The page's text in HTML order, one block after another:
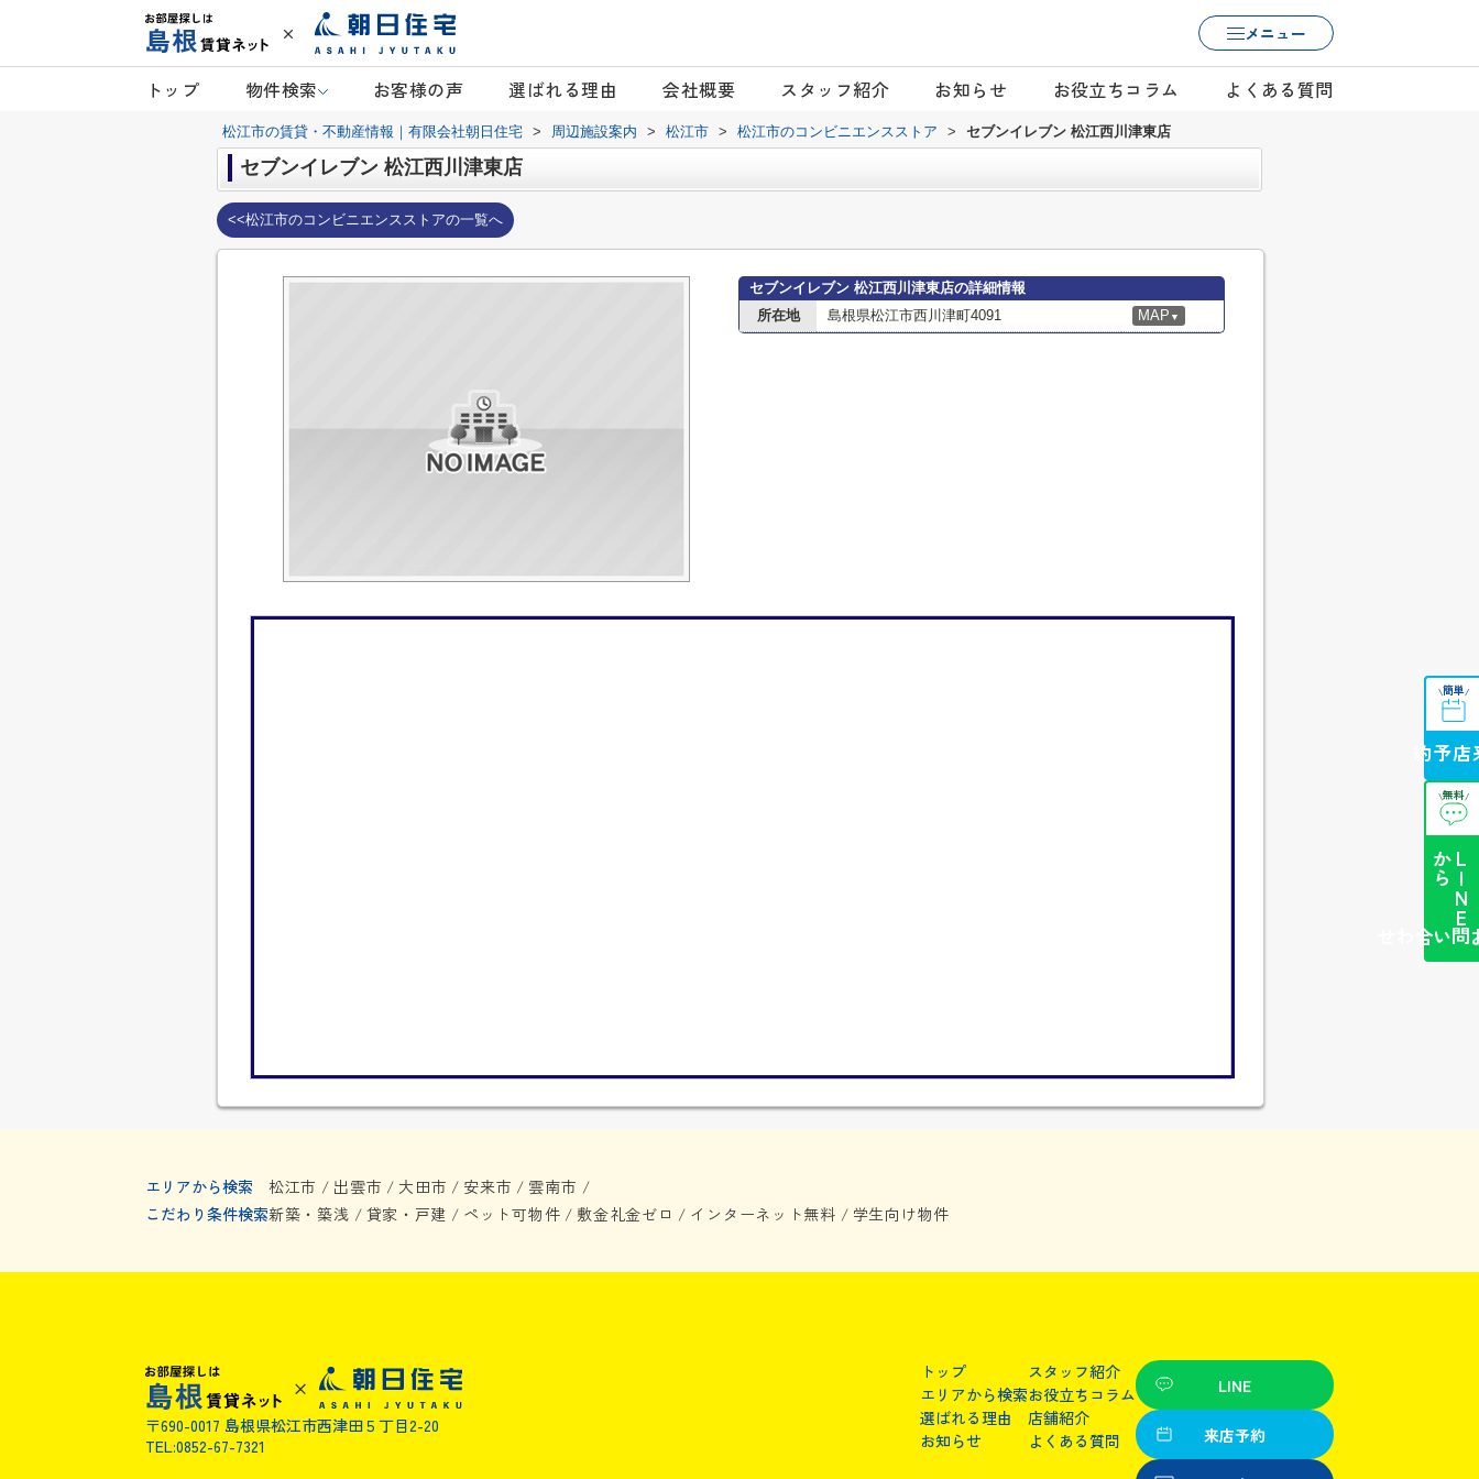
メニュー
トップ 物件検索 お客様の声 選ばれる理由 会社概要 スタッフ紹介 お知らせ お役立ちコラム よくある質問
松江市の賃貸・不動産情報｜有限会社朝日住宅 > 周辺施設案内 > 松江市 > 松江市のコンビニエンスストア > セブンイレブン 松江西川津東店
セブンイレブン 松江西川津東店
<<松江市のコンビニエンスストアの一覧へ
セブンイレブン 松江西川津東店の詳細情報
所在地
島根県松江市西川津町4091 MAP ▼
エリアから検索 松江市 / 出雲市 / 大田市 / 安来市 / 雲南市 /
こだわり条件検索新築・築浅 / 貸家・戸建 / ペット可物件 / 敷金礼金ゼロ / インターネット無料 / 学生向け物件
〒690-0017 島根県松江市西津田５丁目2-20
TEL:0852-67-7321
トップ
エリアから検索
選ばれる理由
お知らせ
スタッフ紹介
お役立ちコラム
店舗紹介
よくある質問
LINE
来店予約
\簡単/
来店予約
\無料/
L
I
N
E
か
ら